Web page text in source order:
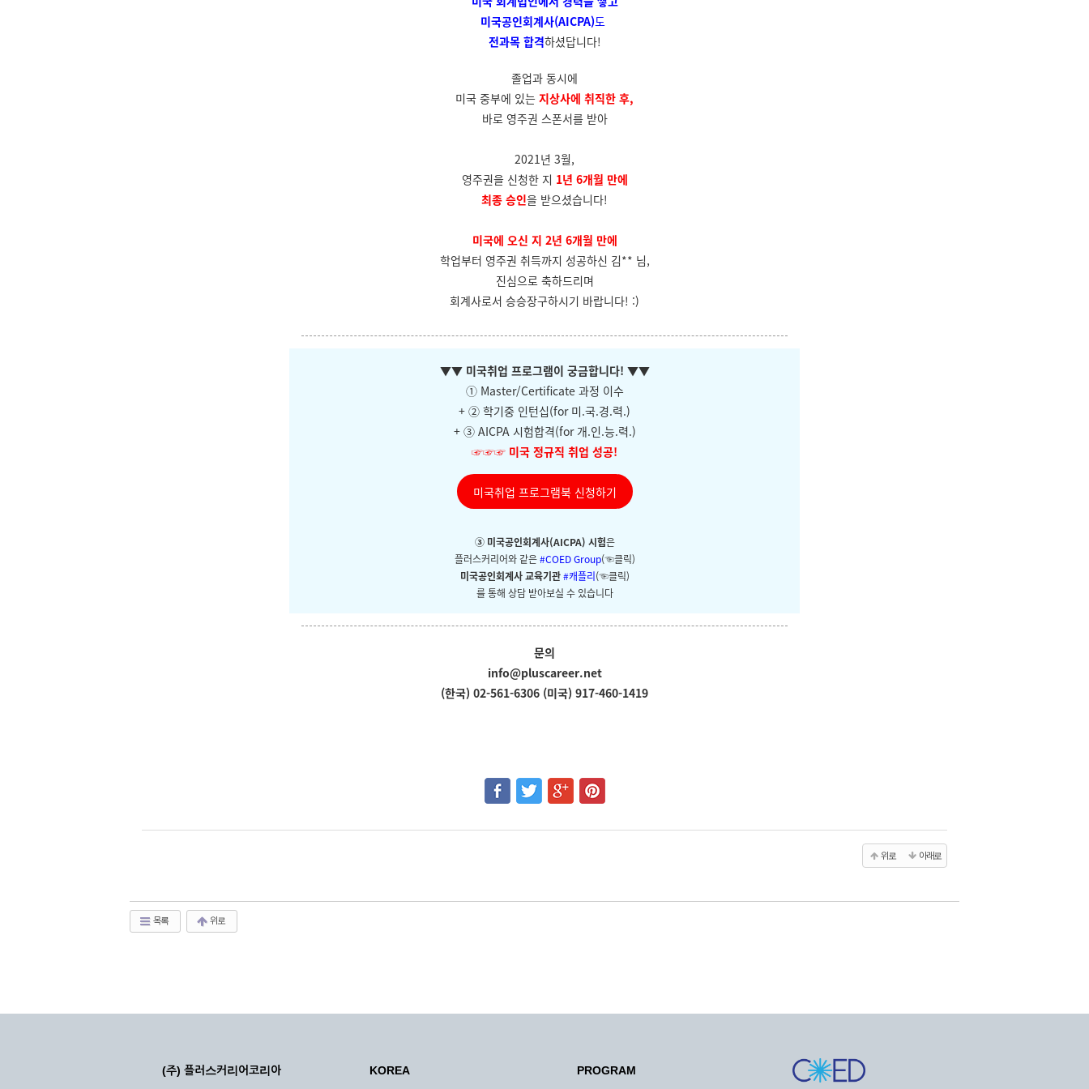
미국공인회계사(AICPA)도
전과목 합격하셨답니다!
졸업과 동시에
미국 중부에 있는 지상사에 취직한 후,
바로 영주권 스폰서를 받아
2021년 3월,
영주권을 신청한 지 1년 6개월 만에
최종 승인을 받으셨습니다!
미국에 오신 지 2년 6개월 만에
학업부터 영주권 취득까지 성공하신 김** 님,
진심으로 축하드리며
회계사로서 승승장구하시기 바랍니다! :)
▼▼ 미국취업 프로그램이 궁금합니다! ▼▼
① Master/Certificate 과정 이수
+ ② 학기중 인턴십(for 미.국.경.력.)
+ ③ AICPA 시험합격(for 개.인.능.력.)
☞☞☞ 미국 정규직 취업 성공!
미국취업 프로그램북 신청하기
③ 미국공인회계사(AICPA) 시험은
플러스커리어와 같은#COED Group(☜클릭)
미국공인회계사 교육기관#캐플리(☜클릭)
를 통해 상담 받아보실 수 있습니다
문의
info@pluscareer.net
(한국) 02-561-6306 (미국) 917-460-1419
위로 아래로
목록 위로
(주) 플러스커리어코리아 KOREA PROGRAM